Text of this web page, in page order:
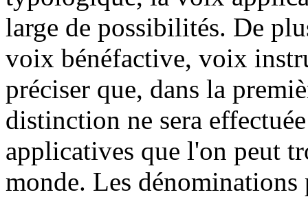
large de possibilités. De
voix bénéfactive, voix
préciser que, dans la
distinction ne sera
applicatives que l'on peut
monde. Les